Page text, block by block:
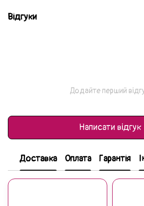
Відгуки
Додайте перший
Написати відгук
Доставка Оплата Гарантія